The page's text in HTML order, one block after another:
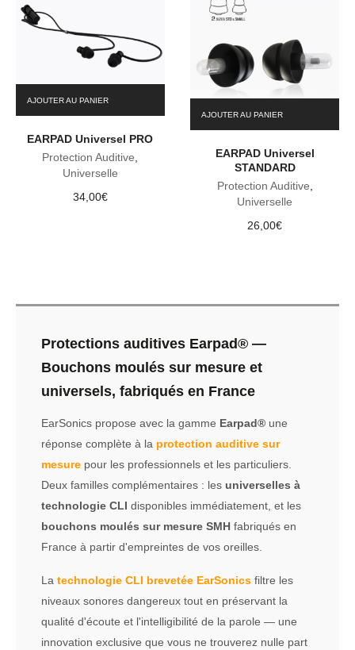
page
du
AJOUTER AU PANIER
EARPAD Universel PRO
Protection Auditive
Universelle
34,00€
AJOUTER AU PANIER
EARPAD Universel
STANDARD
Protection Auditive
Universelle
26,00€
Protections auditives Earpad® —
Bouchons moulés sur mesure et
universels, fabriqués en France
EarSonics propose avec la gamme Earpad® une
réponse complète à la protection auditive sur
mesure pour les professionnels et les particuliers.
Deux familles complémentaires : les universelles à
technologie CLI disponibles immédiatement, et les
bouchons moulés sur mesure SMH fabriqués en
France à partir d'empreintes de vos oreilles.
La technologie CLI brevetée EarSonics filtre les
niveaux sonores dangereux tout en préservant la
qualité d'écoute et l'intelligibilité de la parole — une
innovation exclusive que vous ne trouverez nulle part